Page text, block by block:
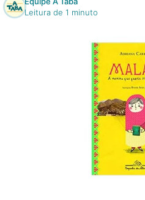
Leitura de 1 minuto